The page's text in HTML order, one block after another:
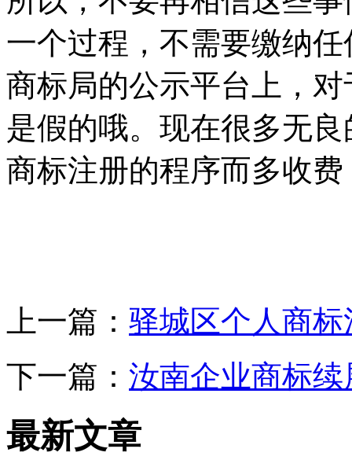
一个过程，不需要缴纳
商标局的公示平台上，
是假的哦。现在很多无
商标注册的程序而多收
上一篇： 驿城区个人商
下一篇： 汝南企业商标
最新文章